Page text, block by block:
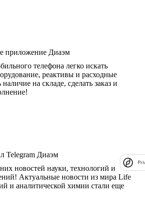
приложение Диаэм
телефона легко искать
реактивы и расходные
на складе, сделать заказ и
Telegram Диаэм
новостей науки, технологий и
Актуальные новости из мира Life
и аналитической химии стали еще